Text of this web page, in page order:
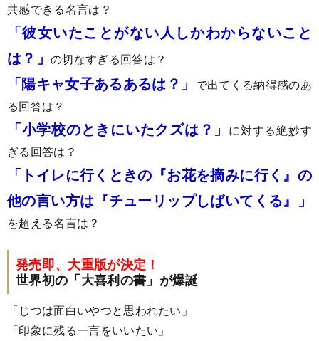
共感できる名言は？
「彼女いたことがない人しかわからないこと
は？」 の切なすぎる回答は？
「陽キャ女子あるあるは？」 で出てくる納得感のあ
る回答は？
「小学校のときにいたクズは？」 に対する絶妙す
ぎる回答は？
「トイレに行くときの『お花を摘みに行く』の
他の言い方は『チューリップしばいてくる』」
を超える名言は？
発売即、大重版が決定！
世界初の「大喜利の書」が爆誕
「じつは面白いやつと思われたい」
「印象に残る一言をいいたい」